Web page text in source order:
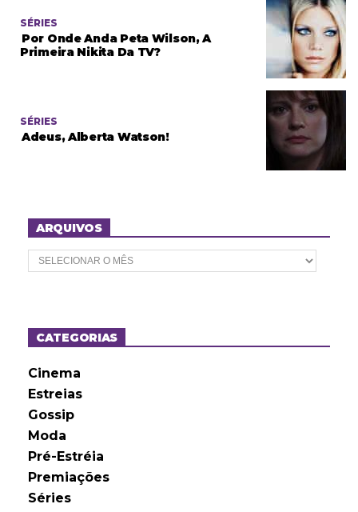
SÉRIES
Por Onde Anda Peta Wilson, A
Primeira Nikita Da TV?
SÉRIES
Adeus, Alberta Watson!
ARQUIVOS
A
r
o
sCATEGORIAS
Cinema
Estreias
Gossip
Moda
Pré-Estréia
Premiações
Séries